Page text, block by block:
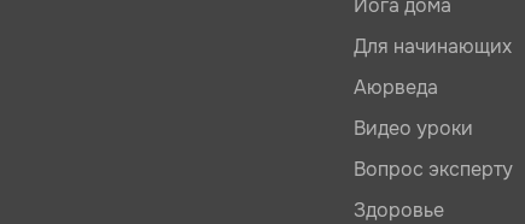
Йога дома
Для начинающих
Аюрведа
Видео уроки
Вопрос эксперту
Здоровье